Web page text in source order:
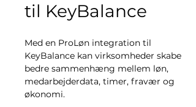
til KeyBalance
Med en ProLøn integration til
KeyBalance kan virksomheder skabe
bedre sammenhæng mellem løn,
medarbejderdata, timer, fravær og
økonomi.